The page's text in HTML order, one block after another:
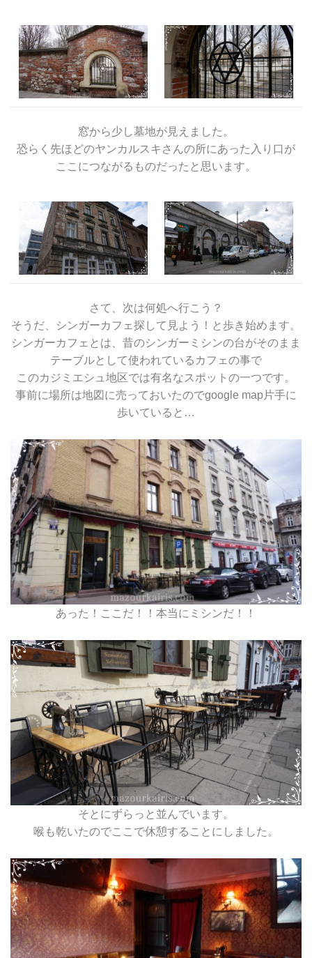
窓から少し墓地が見えました。
恐らく先ほどのヤンカルスキさんの所にあった入り口が
ここにつながるものだったと思います。
さて、次は何処へ行こう？
そうだ、シンガーカフェ探して見よう！と歩き始めます。
シンガーカフェとは、昔のシンガーミシンの台がそのまま
テーブルとして使われているカフェの事で
このカジミエシュ地区では有名なスポットの一つです。
事前に場所は地図に売っておいたのでgoogle map片手に
歩いていると…
あった！ここだ！！本当にミシンだ！！
そとにずらっと並んでいます。
喉も乾いたのでここで休憩することにしました。